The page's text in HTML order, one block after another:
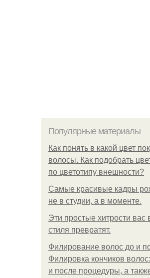
Популярные материалы
Как понять в какой цвет
волосы. Как подобрать
по цветотипу внешности?
Самые красивые кадры
не в студии, а в моменте.
Эти простые хитрости вас
стиля превратят.
Филирование волос до и
Филировка кончиков
и после процедуры, а